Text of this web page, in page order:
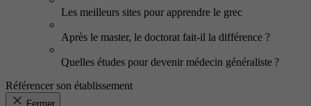
Les meilleurs sites pour apprendre le grec
Après le master, le doctorat fait-il la différence ?
Quelles études pour devenir médecin généraliste ?
Référencer son établissement
Fermer